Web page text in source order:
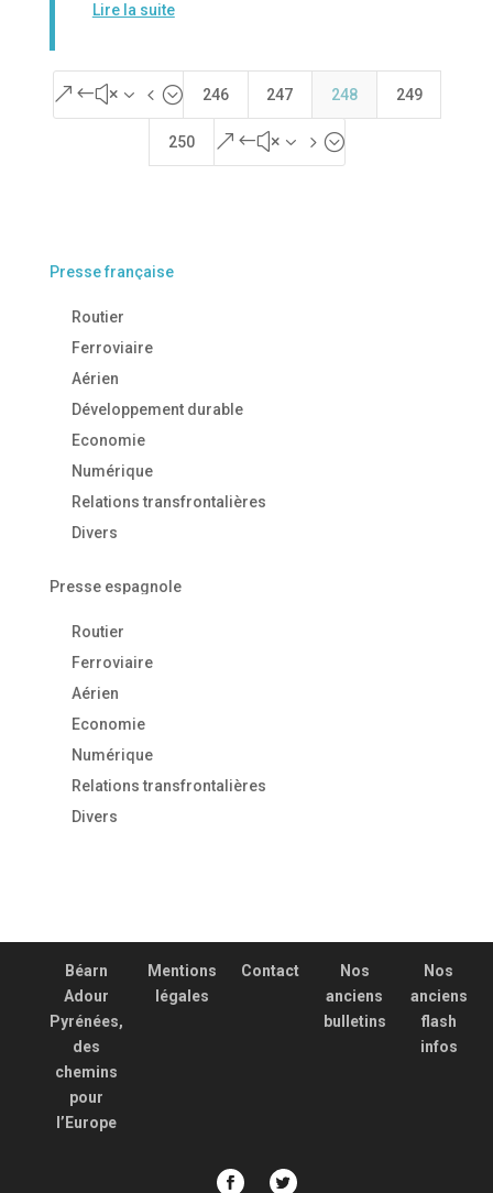
Lire la suite
&#x34; 246 247 248 249
250 &#x35;
Presse française
Routier
Ferroviaire
Aérien
Développement durable
Economie
Numérique
Relations transfrontalières
Divers
Presse espagnole
Routier
Ferroviaire
Aérien
Economie
Numérique
Relations transfrontalières
Divers
Béarn
Adour
Pyrénées,
des
chemins
pour
l’Europe
Mentions
légales
Contact
Nos
anciens
bulletins
Nos
anciens
flash
infos